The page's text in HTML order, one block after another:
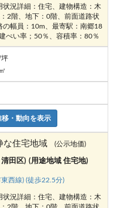
況詳細：住宅、建物構造：木
2階、地下：0階、前面道路状
の幅員：10m、最寄駅：南郷18
ぺい率；50％、容積率：80％
坪
移・動向を表示
な住宅地域 (公示地価)
田区) (用途地域 住宅地)
西線) (徒歩22.5分)
況詳細：住宅、建物構造：木